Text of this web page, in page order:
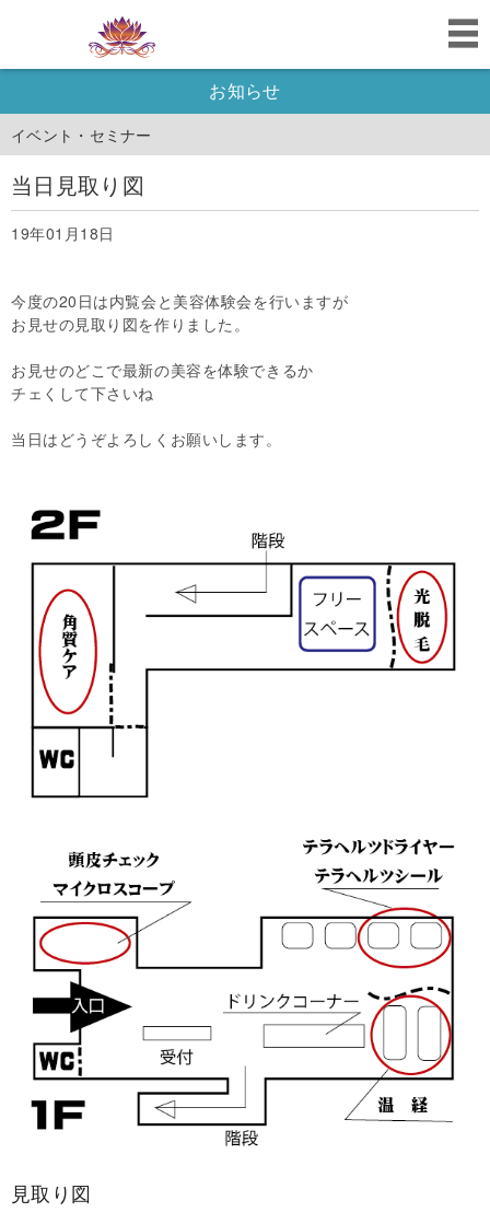
お知らせ
イベント・セミナー
当日見取り図
19年01月18日
今度の20日は内覧会と美容体験会を行いますが
お見せの見取り図を作りました。
お見せのどこで最新の美容を体験できるか
チェくして下さいね
当日はどうぞよろしくお願いします。
見取り図